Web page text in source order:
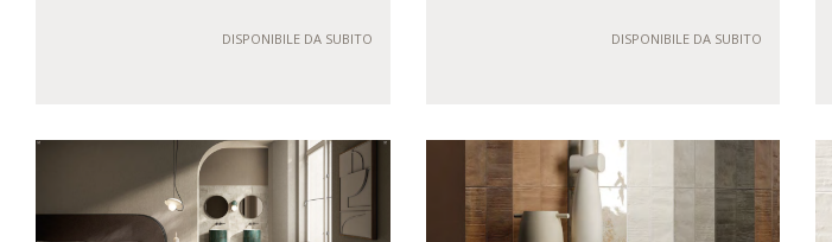
DISPONIBILE DA SUBITO DISPONIBILE DA SUBITO